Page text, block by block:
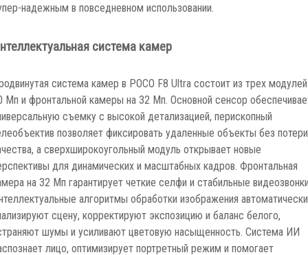
надежным в повседневном использовании.
система камер
система камер в POCO F8 Ultra состоит из трех модулей
Мп и фронтальной камеры на 32 Мп. Основной сенсор
съемку с высокой детализацией, перископный
позволяет фиксировать удаленные объекты без потери
а сверхширокоугольный модуль открывает новые
для динамических и масштабных кадров. Фронтальная
на 32 Мп гарантирует четкие селфи и стабильные
алгоритмы обработки изображения автоматически
сцену, корректируют экспозицию и баланс белого,
шумы и усиливают цветовую насыщенность. Система ИИ
лицо, оптимизирует портретный режим и помогает